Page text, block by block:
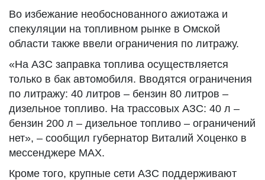
Во избежание необоснованного ажиотажа и
спекуляции на топливном рынке в Омской
области также ввели ограничения по литражу.
«На АЗС заправка топлива осуществляется
только в бак автомобиля. Вводятся ограничения
по литражу: 40 литров – бензин 80 литров –
дизельное топливо. На трассовых АЗС: 40 л –
бензин 200 л – дизельное топливо – ограничений
нет», – сообщил губернатор Виталий Хоценко в
мессенджере MAX.
Кроме того, крупные сети АЗС поддерживают